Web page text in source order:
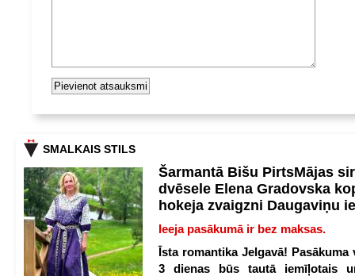
SMALKAIS STILS
Šarmantā Bišu PirtsMājas
dvēsele Elena Gradovska
hokeja zvaigzni Daugaviņu
Ieeja pasākumā ir bez maksas.
Īsta romantika Jelgavā! Pasākuma
3 dienas būs tautā iemīļotais